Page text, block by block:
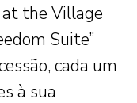
the Village
Suite”
cada um
à sua